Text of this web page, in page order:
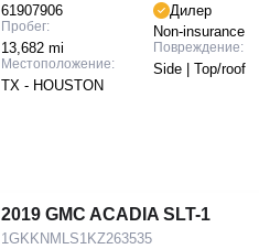
61907906
Пробег:
13,682 mi
Местоположение:
TX - HOUSTON
Дилер
Non-insurance
Повреждение:
Side | Top/roof
2019 GMC ACADIA SLT-1
1GKKNMLS1KZ263535